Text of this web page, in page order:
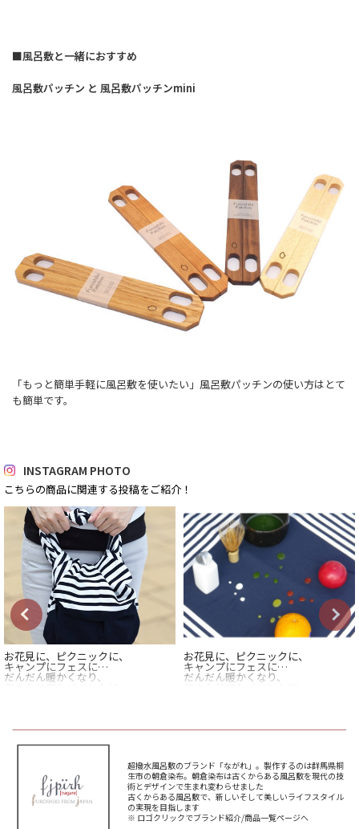
■風呂敷と一緒におすすめ
風呂敷パッチン と 風呂敷パッチンmini
「もっと簡単手軽に風呂敷を使いたい」風呂敷パッチンの使い方はとて
も簡単です。
INSTAGRAM PHOTO
こちらの商品に関連する投稿をご紹介！
お花見に、ピクニックに、
キャンプにフェスに…
だんだん暖かくなり、
アウトドアといえば、
替えの服を持って行ったり、
汚れものをいれたり…
いろいろとかさばるものですね。
今回ご紹介する風呂敷は、
そんなアウトドアシーンで大活躍し
お花見に、ピクニックに、
キャンプにフェスに…
だんだん暖かくなり、
アウトドアといえば、
グッズを運んだり、
替えの服を持って行ったり、
汚れものをいれたり…
いろいろとかさばるものですね。
今回ご紹介する風呂敷は、
そんなアウトドアシーンで大活躍し
超撥水風呂敷のブランド「ながれ」。製作するのは群馬県桐
生市の朝倉染布。朝倉染布は古くからある風呂敷を現代の技
術とデザインで生まれ変わらせました
古くからある風呂敷で、新しいそして美しいライフスタイル
の実現を目指します
※ ロゴクリックでブランド紹介/商品一覧ページへ